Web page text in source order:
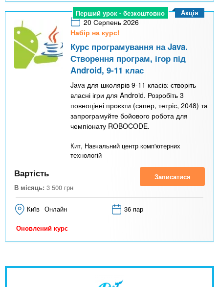
Перший урок - безкоштовно
20 Серпень 2026
Набір на курс!
Курс програмування на Java.
Створення програм, ігор під
Android, 9-11 клас
Java для школярів 9-11 класів: створіть
власні ігри для Android. Розробіть 3
повноцінні проєкти (сапер, тетріс, 2048) та
запрограмуйте бойового робота для
чемпіонату ROBOCODE.
Кит, Навчальний центр комп'ютерних
технологій
Акція
Вартість
В місяць: 3 500 грн
Записатися
Київ Онлайн 36 пар
Оновлений курс